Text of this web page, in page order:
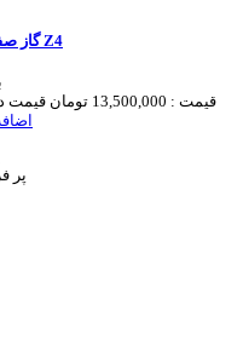
گاز صفحه ای اخوان مدل Z4
قیمت : 13,500,000 تومان قیمت